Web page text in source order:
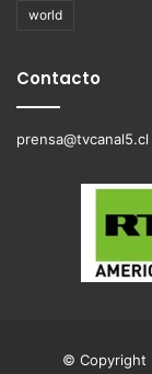
world
Contacto
prensa@tvcanal5.cl
© Copyright